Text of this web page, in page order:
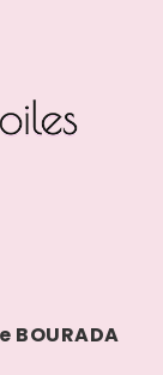
BOURADA